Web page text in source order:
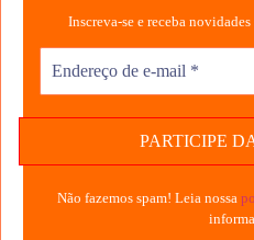
Inscreva-se e receba
Não fazemos spam! Leia nossa